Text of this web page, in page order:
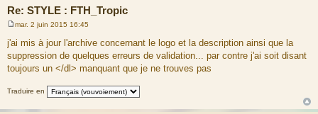
Re: STYLE : FTH_Tropic
e
s
s
g
mar. 2 juin 2015 16:45
j'ai mis à jour l'archive concernant le logo et la description ainsi que la
suppression de quelques erreurs de validation... par contre j'ai soit disant
toujours un </dl> manquant que je ne trouves pas
Traduire en